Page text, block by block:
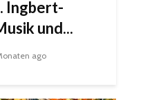
Ingbert-
und...
ago